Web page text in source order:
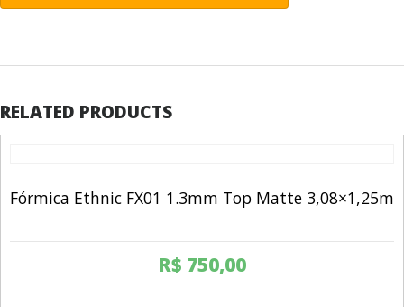
RELATED PRODUCTS
Fórmica Ethnic FX01 1.3mm Top Matte 3,08×1,25m
R$ 750,00